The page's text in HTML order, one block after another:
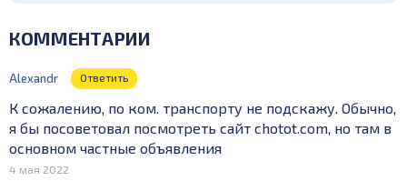
КОММЕНТАРИИ
Alexandr Ответить
К сожалению, по ком. транспорту не подскажу. Обычно,
я бы посоветовал посмотреть сайт chotot.com, но там в
основном частные объявления
4 мая 2022